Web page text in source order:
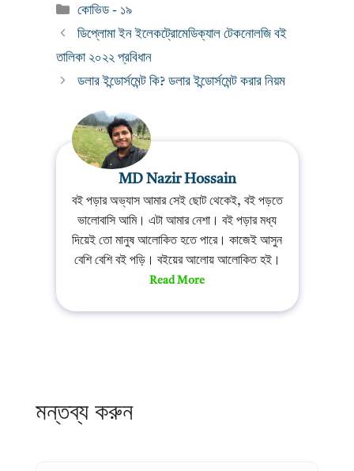
Categories
কোভিড - ১৯
ডিপ্লোমা ইন ইলেকট্রোমেডিক্যাল টেকনোলজি বই
তালিকা ২০২২ প্রবিধান
ডলার ইন্ডোর্সমেন্ট কি? ডলার ইন্ডোর্সমেন্ট করার নিয়ম
MD Nazir Hossain
বই পড়ার অভ্যাস আমার সেই ছোট থেকেই, বই পড়তে
ভালোবাসি আমি। এটা আমার নেশা। বই পড়ার মধ্য
দিয়েই তো মানুষ আলোকিত হতে পারে। কাজেই আসুন
বেশি বেশি বই পড়ি। বইয়ের আলোয় আলোকিত হই।
Read More
মন্তব্য করুন